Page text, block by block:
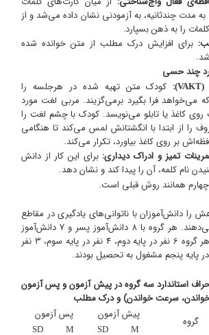
مدت چندثانیه، به آزمودنی نشان داده می‌شد و از
را به ذهن بسپارد
برای افزایش درک مطلب از متن خوانده شده
چند حسی
(VAKT)
: کودک متن تهیه شده در هرجلسه را
می‌خواهد فرا بگیرد برمی‌گزیند. مربی لغت مورد
کاغذ یا تابلو می‌نویسد. کودک با چشم لغت را
را از ابتدا با انگشتانش لمس می‌کند تا هنگامی
بر روی کاغذ بیاورد، تکرار می‌کند.
برای این کار از دانش
نام کلمه، آن را پیدا کند و نشان دهد.
همانند روش قبلی است.
را دانش‌آموزان با ناتوانی‌های یادگیری در مقاطع
دوم تاپنجم تشکیل می‌دهند. هر گروه با 8 دانش‌آموز پسر و 7 دانش‌آموز
دختر همتا شدند، در هر گروه 6 نفر در پایه دوم، 4 نفر در پایه سوم، 3 نفر
و انحراف استاندارد سه گروه در پیش آزمون و پس آزمون
سرعت خواندن) و درک مطلب
گروه
پیش آزمون پس آزمون
M
SD
M
SD